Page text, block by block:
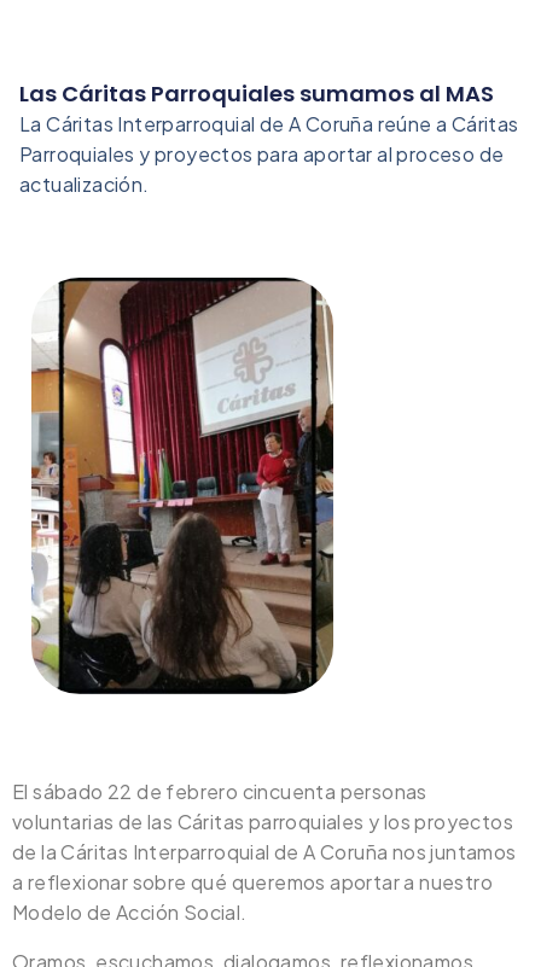
Las Cáritas Parroquiales sumamos al MAS
La Cáritas Interparroquial de A Coruña reúne a Cáritas
Parroquiales y proyectos para aportar al proceso de
actualización.
El sábado 22 de febrero cincuenta personas
voluntarias de las Cáritas parroquiales y los proyectos
de la Cáritas Interparroquial de A Coruña nos juntamos
a reflexionar sobre qué queremos aportar a nuestro
Modelo de Acción Social.
Oramos, escuchamos, dialogamos, reflexionamos,